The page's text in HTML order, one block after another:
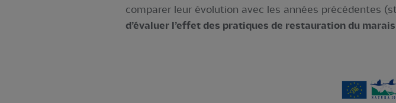
comparer leur évolution avec les années précédentes
d’évaluer l’effet des pratiques de restauration du